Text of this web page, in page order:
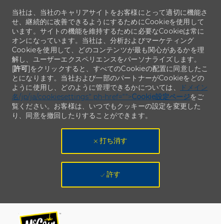
当社は、当社のキャリアサイトをお客様にとって適切に機能さ
せ、継続的に改善できるようにするためにCookieを使用して
います。サイトの機能を維持するために必要なCookieは常に
オンになっています。当社は、分析およびマーケティング
Cookieを使用して、どのコンテンツが最も関心があるかを理
解し、ユーザーエクスペリエンスをパーソナライズします。
[許可]をクリックすると、すべてのCookieの配置に同意したこ
とになります。当社および一部のパートナーがCookieをどの
ように使用し、どのように管理できるかについては、
ドメイン
名/jp/ja/cookiesettings" ph-href="">Cookie設定ページをご
覧ください。お客様は、いつでもクッキーの設定を変更した
り、同意を撤回したりすることができます。
打ち消す
許す